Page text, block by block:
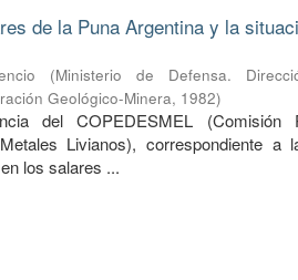
de la Puna Argentina y la
(Ministerio de Defensa.
Geológico-Minera, 1982)
del COPEDESMEL (Comisión
Livianos), correspondiente a
los salares ...